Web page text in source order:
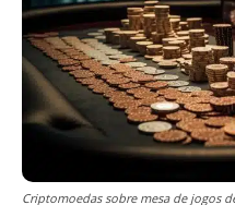
Criptomoedas sobre mesa de jogos